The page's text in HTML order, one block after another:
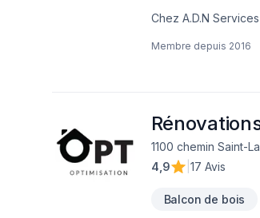
Chez A.D.N
mur, Isolation sous-
Confiez votre
Membre depuis 2016
1100 chemin Saint-
4,9
17 Avis
Balcon de bois